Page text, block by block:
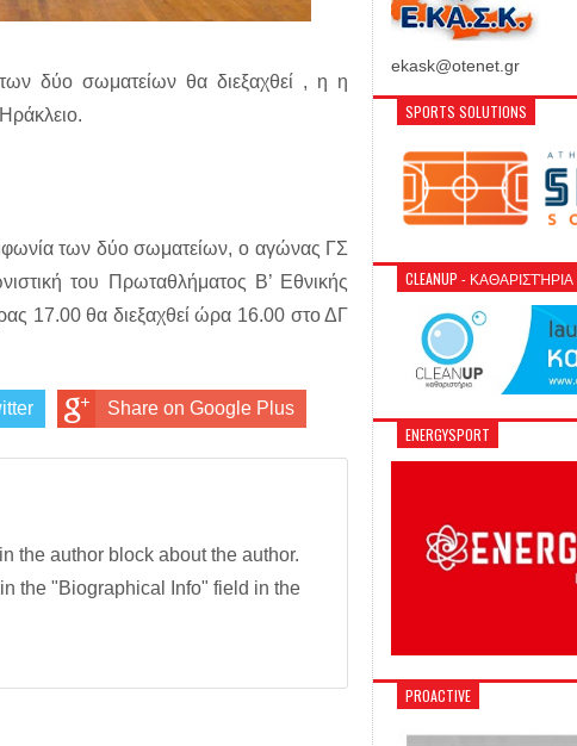
δύο σωματείων θα διεξαχθεί , η η
των δύο σωματείων, ο αγώνας ΓΣ
του Πρωταθλήματος Β’ Εθνικής
17.00 θα διεξαχθεί ώρα 16.00 στο ΔΓ
Share on Google Plus
the author block about the author.
the "Biographical Info" field in the
ekask@otenet.gr
SPORTS SOLUTIONS
CLEANUP - ΚΑΘΑΡΙΣΤΉΡΙΑ
ENERGYSPORT
PROACTIVE